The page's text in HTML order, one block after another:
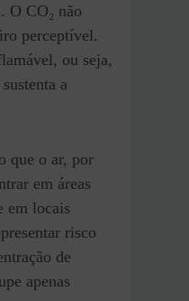
O CO₂ não
perceptível.
ou seja,
a
que o ar, por
em áreas
em locais
risco
de
apenas